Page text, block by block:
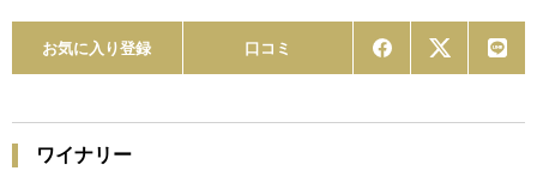
お気に入り登録 口コミ
ワイナリー